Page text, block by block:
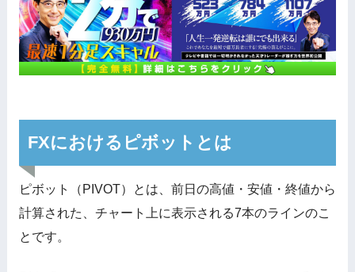
FXにおけるピボットとは
ピボット（PIVOT）とは、前日の高値・安値・終値から
計算された、チャート上に表示される7本のラインのこ
とです。